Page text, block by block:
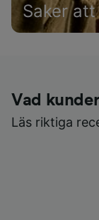
Saker
Vad
Läs riktiga